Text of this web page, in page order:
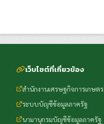
เว็บไซต์ที่เกี่ยวข้อง
สำนักงานเศรษฐกิจการเกษตร
ระบบบัญชีข้อมูลภาครัฐ
นามานุกรมบัญชีข้อมูลภาครัฐ